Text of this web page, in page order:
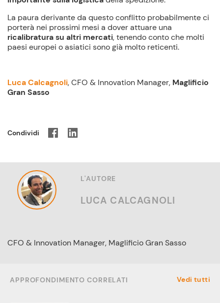
La paura derivante da questo conflitto probabilmente ci
porterà nei prossimi mesi a dover attuare una
ricalibratura su altri mercati, tenendo conto che molti
paesi europei o asiatici sono già molto reticenti.
Luca Calcagnoli, CFO & Innovation Manager, Maglificio
Gran Sasso
Condividi
L'AUTORE
LUCA CALCAGNOLI
CFO & Innovation Manager, Maglificio Gran Sasso
APPROFONDIMENTO CORRELATI Vedi tutti